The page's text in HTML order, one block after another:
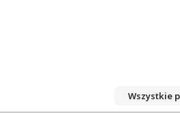
Wszystkie